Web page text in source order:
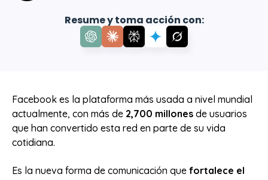
Resume y toma acción con:
Facebook es la plataforma más usada a nivel mundial
actualmente, con más de 2,700 millones de usuarios
que han convertido esta red en parte de su vida
cotidiana.
Es la nueva forma de comunicación que fortalece el